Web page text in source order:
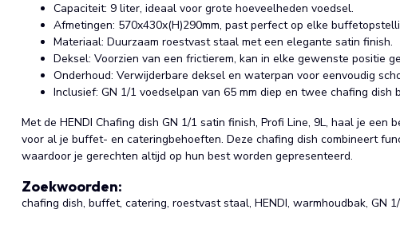
Capaciteit: 9 liter, ideaal voor grote hoeveelheden voedsel.
Afmetingen: 570x430x(H)290mm, past perfect op elke
Materiaal: Duurzaam roestvast staal met een elegante satin finish.
Deksel: Voorzien van een frictierem, kan in elke gewenste positie
Onderhoud: Verwijderbare deksel en waterpan voor eenvoudig
Inclusief: GN 1/1 voedselpan van 65 mm diep en twee chafing dish
Met de HENDI Chafing dish GN 1/1 satin finish, Profi Line, 9L, haal je
voor al je buffet- en cateringbehoeften. Deze chafing dish combineert
waardoor je gerechten altijd op hun best worden gepresenteerd.
Zoekwoorden:
chafing dish, buffet, catering, roestvast staal, HENDI, warmhoudbak, GN